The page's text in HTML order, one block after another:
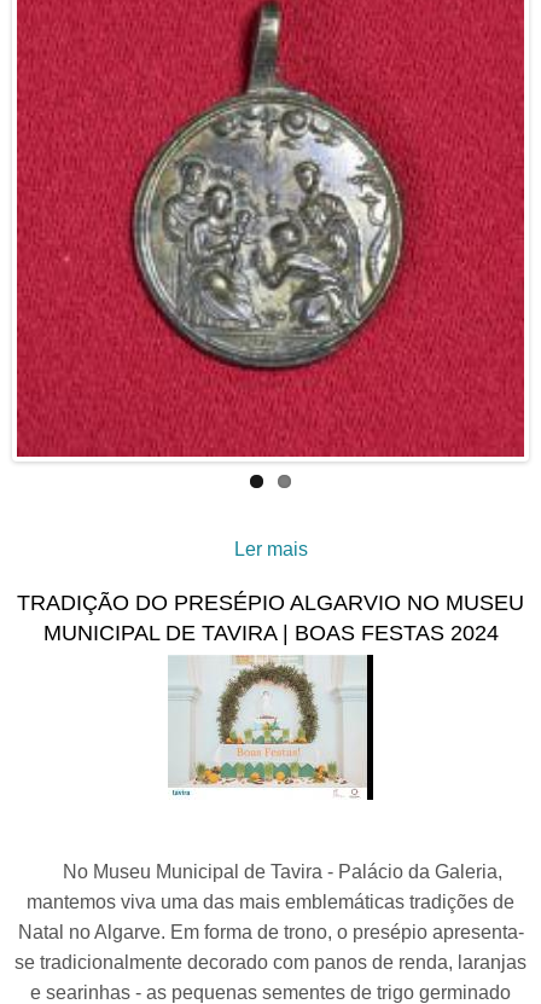
Ler mais
TRADIÇÃO DO PRESÉPIO ALGARVIO NO MUSEU
MUNICIPAL DE TAVIRA | BOAS FESTAS 2024
No Museu Municipal de Tavira - Palácio da Galeria,
mantemos viva uma das mais emblemáticas tradições de
Natal no Algarve. Em forma de trono, o presépio apresenta-
se tradicionalmente decorado com panos de renda, laranjas
e searinhas - as pequenas sementes de trigo germinado